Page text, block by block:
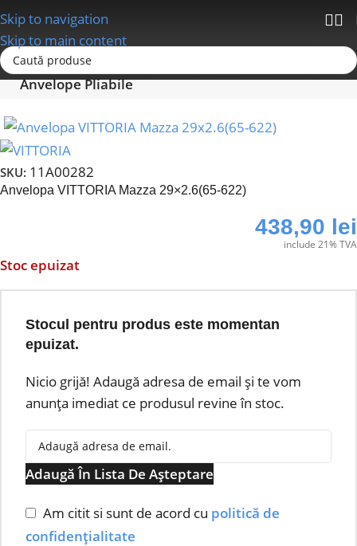
Skip to navigation
Skip to main content
Prima pagină
Anvelope Pliabile
SKU: 11A00282
Anvelopa VITTORIA Mazza 29×2.6(65-622)
438,90 lei
include 21% TVA
Stoc epuizat
Stocul pentru produs este momentan
epuizat.
Nicio grijă! Adaugă adresa de email și te vom
anunța imediat ce produsul revine în stoc.
Adaugă În Lista De Așteptare
Am citit si sunt de acord cu politică de
confidențialitate